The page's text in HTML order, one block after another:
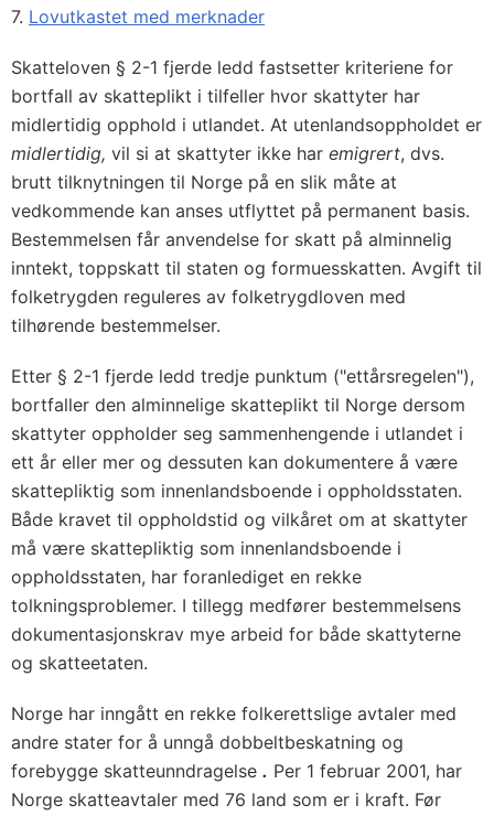
7. Lovutkastet med merknader
Skatteloven § 2-1 fjerde ledd fastsetter kriteriene for
bortfall av skatteplikt i tilfeller hvor skattyter har
midlertidig opphold i utlandet. At utenlandsoppholdet er
midlertidig, vil si at skattyter ikke har emigrert, dvs.
brutt tilknytningen til Norge på en slik måte at
vedkommende kan anses utflyttet på permanent basis.
Bestemmelsen får anvendelse for skatt på alminnelig
inntekt, toppskatt til staten og formuesskatten. Avgift til
folketrygden reguleres av folketrygdloven med
tilhørende bestemmelser.
Etter § 2-1 fjerde ledd tredje punktum ("ettårsregelen"),
bortfaller den alminnelige skatteplikt til Norge dersom
skattyter oppholder seg sammenhengende i utlandet i
ett år eller mer og dessuten kan dokumentere å være
skattepliktig som innenlandsboende i oppholdsstaten.
Både kravet til oppholdstid og vilkåret om at skattyter
må være skattepliktig som innenlandsboende i
oppholdsstaten, har foranlediget en rekke
tolkningsproblemer. I tillegg medfører bestemmelsens
dokumentasjonskrav mye arbeid for både skattyterne
og skatteetaten.
Norge har inngått en rekke folkerettslige avtaler med
andre stater for å unngå dobbeltbeskatning og
forebygge skatteunndragelse . Per 1 februar 2001, har
Norge skatteavtaler med 76 land som er i kraft. Før